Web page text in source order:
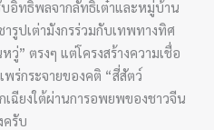
อิทธิพลจากลัทธิเต๋าและหมู่บ้าน
รูปเต่ามังกรร่วมกับเทพทางทิศ
” ตรงๆ แต่โครงสร้างความเชื่อ
ร่กระจายของคติ “สี่สัตว์
เฉียงใต้ผ่านการอพยพของชาวจีน
ครับ